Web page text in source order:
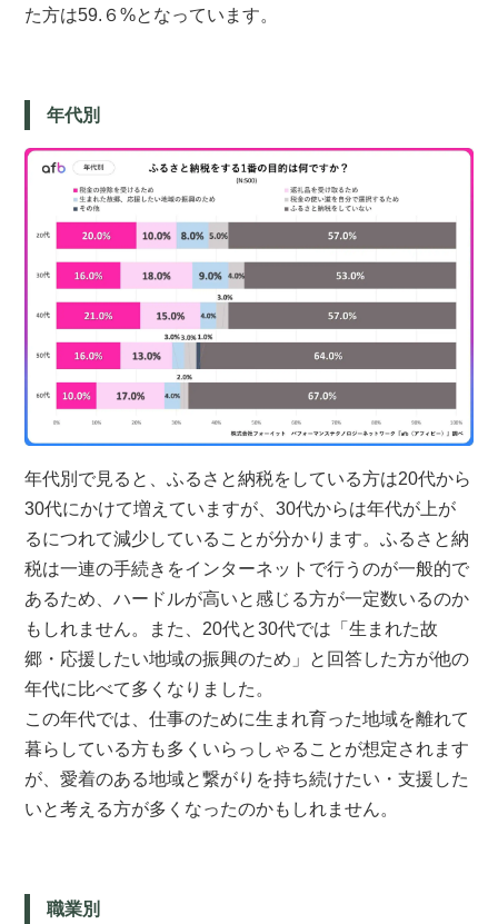
た方は59.６%となっています。
年代別
年代別で見ると、ふるさと納税をしている方は20代から
30代にかけて増えていますが、30代からは年代が上が
るにつれて減少していることが分かります。ふるさと納
税は一連の手続きをインターネットで行うのが一般的で
あるため、ハードルが高いと感じる方が一定数いるのか
もしれません。また、20代と30代では「生まれた故
郷・応援したい地域の振興のため」と回答した方が他の
年代に比べて多くなりました。
この年代では、仕事のために生まれ育った地域を離れて
暮らしている方も多くいらっしゃることが想定されます
が、愛着のある地域と繋がりを持ち続けたい・支援した
いと考える方が多くなったのかもしれません。
職業別